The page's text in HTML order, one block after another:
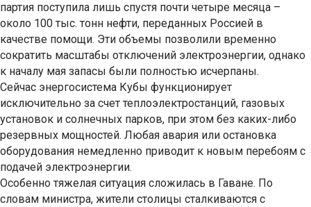
партия поступила лишь спустя почти четыре месяца –
около 100 тыс. тонн нефти, переданных Россией в
качестве помощи. Эти объемы позволили временно
сократить масштабы отключений электроэнергии, однако
к началу мая запасы были полностью исчерпаны.
Сейчас энергосистема Кубы функционирует
исключительно за счет теплоэлектростанций, газовых
установок и солнечных парков, при этом без каких-либо
резервных мощностей. Любая авария или остановка
оборудования немедленно приводит к новым перебоям с
подачей электроэнергии.
Особенно тяжелая ситуация сложилась в Гаване. По
словам министра, жители столицы сталкиваются с